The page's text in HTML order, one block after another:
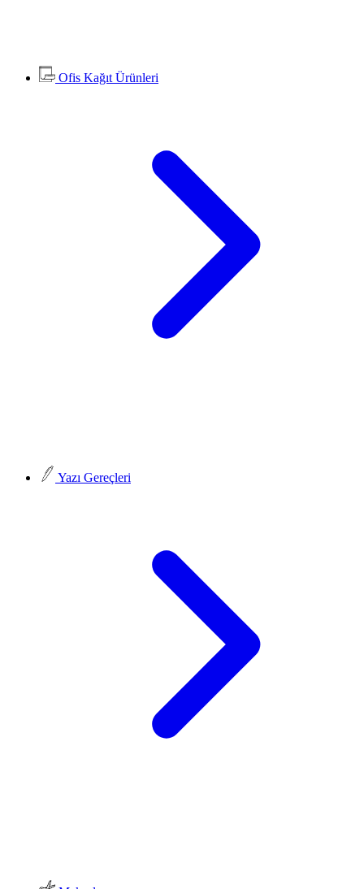
Ofis Kağıt Ürünleri
Yazı Gereçleri